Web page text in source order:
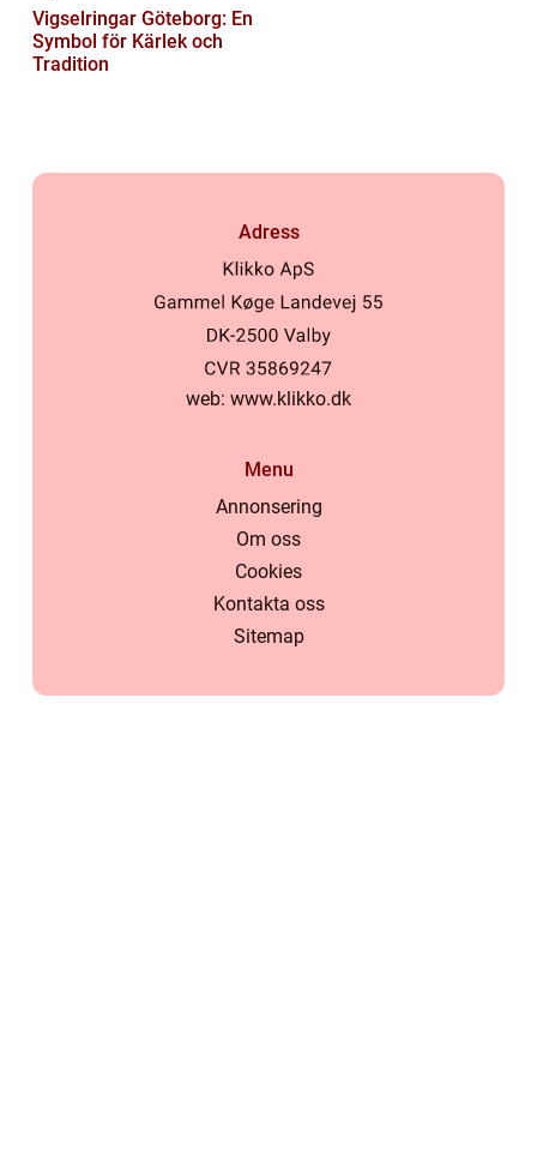
Vigselringar Göteborg: En
Symbol för Kärlek och
Tradition
Adress
web: www.klikko.dk
Menu
Annonsering
Om oss
Cookies
Kontakta oss
Sitemap